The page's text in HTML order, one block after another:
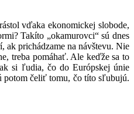
vďaka ekonomickej slobode,
Takíto „okamurovci“ sú dnes
ak prichádzame na návštevu. Nie
treba pomáhať. Ale keďže sa to
si ľudia, čo do Európskej únie
potom čeliť tomu, čo títo sľubujú.